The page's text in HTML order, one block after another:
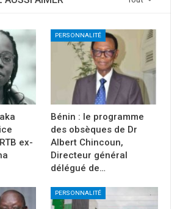
ex-
PERSONNALITÉ
Bénin : le programme
des obsèques de Dr
Albert Chincoun,
Directeur général
délégué de…
PERSONNALITÉ